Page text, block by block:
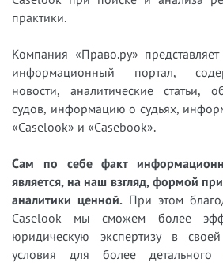
практики.
Компания «Право.ру»
информационный портал,
новости, аналитические статьи,
судов, информацию о судьях,
«Caselook» и «Casebook».
Сам по себе факт
является, на наш взгляд, формой
аналитики ценной. При этом
Caselook мы сможем более
юридическую экспертизу в
условия для более детального